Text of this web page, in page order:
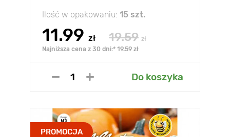
Ilość w opakowaniu: 15 szt.
11.99 zł 19.59 zł
Najniższa cena z 30 dni:* 19.59 zł
Do koszyka
PROMOCJA